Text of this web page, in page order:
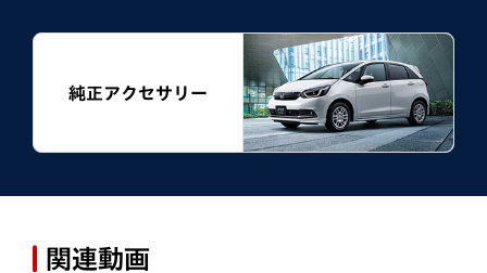
純正アクセサリー
関連動画